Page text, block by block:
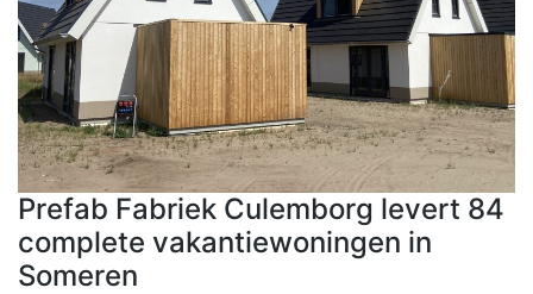
Prefab Fabriek Culemborg levert 84
complete vakantiewoningen in
Someren